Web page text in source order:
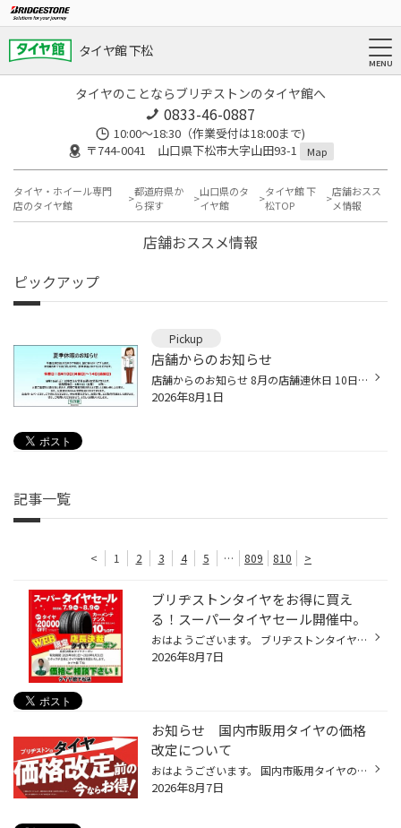
タイヤ館 下松
タイヤのことならブリヂストンのタイヤ館へ
0833-46-0887
10:00～18:30（作業受付は18:00まで)
〒744-0041 山口県下松市大字山田93-1
Map
タイヤ・ホイール専門
店のタイヤ館
都道府県か
ら探す
山口県のタ
イヤ館
タイヤ館 下
松TOP
店舗おスス
メ情報
店舗おススメ情報
ピックアップ
Pickup
店舗からのお知らせ
店舗からのお知らせ 8月の店舗連休日 10日(月)11日(火)12日(水)13日(木)14日(金)は5連休になります。 あとは毎週水曜日 5日19日26日が店舗定休日です。 最近ご利用が増えているブリヂストン タイヤオンラインストア 24時間ネット環境があれば購入出来ますよ。 クーラーの効いた自宅の部屋からタイヤ...
2026年8月1日
記事一覧
< 1 2 3 4 5 … 809 810 >
ブリヂストンタイヤをお得に買え
る！スーパータイヤセール開催中。
おはようございます。 ブリヂストンタイヤをお得に買える！スーパータイヤセール開催中。 いつも当店をご利用いただきましてありがとうございます。 コクピット・タイヤ館では、ブリヂストンタイヤをお得に買える！ スーパータイヤセールを7月9日(木)から8月9日(日)まで開催中。 ブリヂストンタイヤ...
2026年8月7日
お知らせ 国内市販用タイヤの価格
改定について
おはようございます。 国内市販用タイヤの価格改定について 株式会社ブリヂストンは、国内市販用タイヤのメーカー出荷価格の改定を決定いたしました。 近年、タイヤ原材料価格の高騰に加え、物流コストや人件費、エネルギー費などが上昇しています。当社では、サプライチェーンの効率化、生産性向上...
2026年8月7日